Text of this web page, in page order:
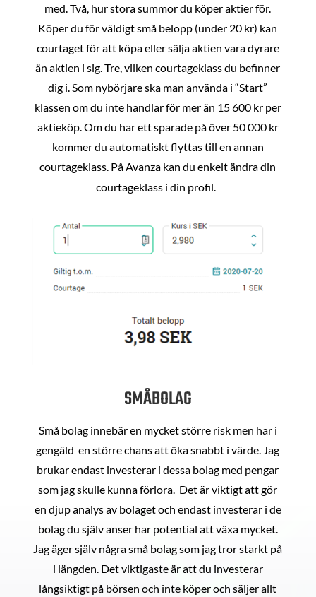
med. Två, hur stora summor du köper aktier för.
Köper du för väldigt små belopp (under 20 kr) kan
courtaget för att köpa eller sälja aktien vara dyrare
än aktien i sig. Tre, vilken courtageklass du befinner
dig i. Som nybörjare ska man använda i “Start”
klassen om du inte handlar för mer än 15 600 kr per
aktieköp. Om du har ett sparade på över 50 000 kr
kommer du automatiskt flyttas till en annan
courtageklass. På Avanza kan du enkelt ändra din
courtageklass i din profil.
SMÅBOLAG
Små bolag innebär en mycket större risk men har i
gengäld en större chans att öka snabbt i värde. Jag
brukar endast investerar i dessa bolag med pengar
som jag skulle kunna förlora. Det är viktigt att gör
en djup analys av bolaget och endast investerar i de
bolag du själv anser har potential att växa mycket.
Jag äger själv några små bolag som jag tror starkt på
i längden. Det viktigaste är att du investerar
långsiktigt på börsen och inte köper och säljer allt